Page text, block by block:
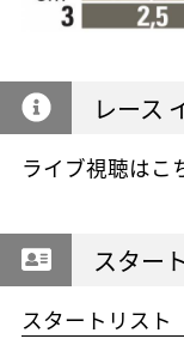
レース
ライブ視聴はこ
スター
スタートリスト